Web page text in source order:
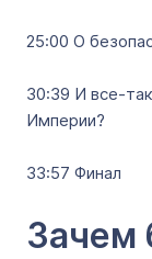
25:00 О
30:39 И все-
Империи?
33:57 Финал
Зачем